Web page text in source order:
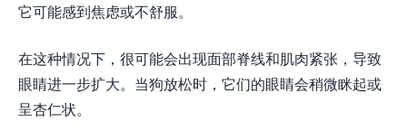
它可能感到焦虑或不舒服。
在这种情况下，很可能会出现面部脊线和肌肉紧张，导致
眼睛进一步扩大。当狗放松时，它们的眼睛会稍微眯起或
呈杏仁状。